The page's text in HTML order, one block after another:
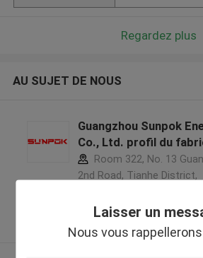
Laisser un
Nous vous
Regardez plus
AU SUJET DE NOUS
Guangzhou Sunpok
Co., Ltd. profil du
Room 322, No. 13
2nd Road, Tianhe District,
5.0
Fournisseur vérifié